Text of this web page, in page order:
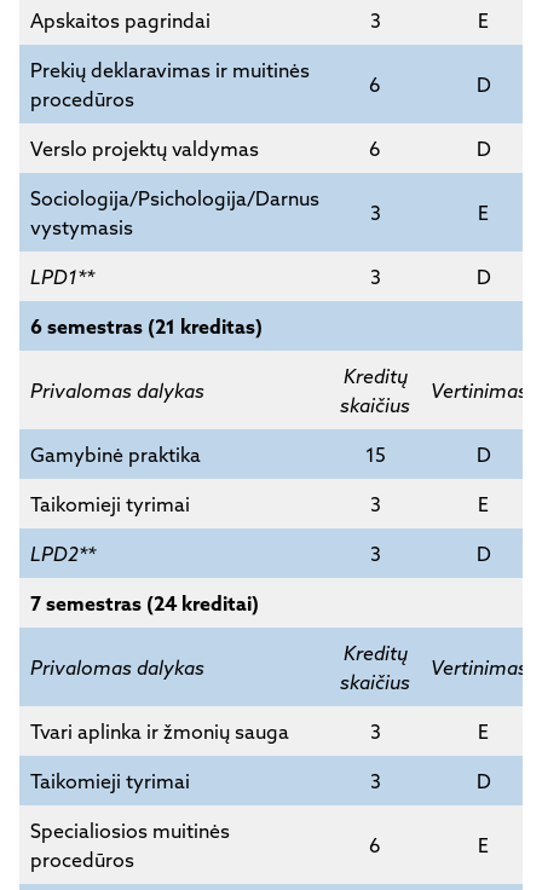
Apskaitos pagrindai 3 E
Prekių deklaravimas ir muitinės
procedūros
6 D
Verslo projektų valdymas 6 D
Sociologija/Psichologija/Darnus
vystymasis
3 E
LPD1** 3 D
6 semestras (21 kreditas)
Privalomas dalykas
Kreditų
skaičius
Vertinimas*
Gamybinė praktika 15 D
Taikomieji tyrimai 3 E
LPD2** 3 D
7 semestras (24 kreditai)
Privalomas dalykas
Kreditų
skaičius
Vertinimas*
Tvari aplinka ir žmonių sauga 3 E
Taikomieji tyrimai 3 D
Specialiosios muitinės
procedūros
6 E